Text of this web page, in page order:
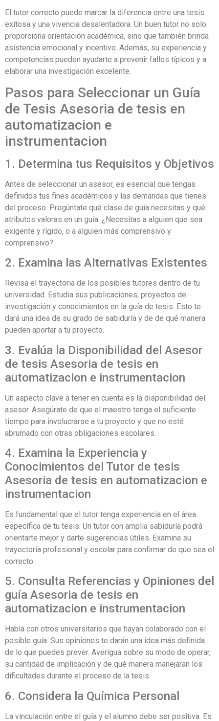
El tutor correcto puede marcar la diferencia entre una tesis
exitosa y una vivencia desalentadora. Un buen tutor no solo
proporciona orientación académica, sino que también brinda
asistencia emocional y incentivo. Además, su experiencia y
competencias pueden ayudarte a prevenir fallos típicos y a
elaborar una investigación excelente.
Pasos para Seleccionar un Guía
de Tesis Asesoria de tesis en
automatizacion e
instrumentacion
1. Determina tus Requisitos y Objetivos
Antes de seleccionar un asesor, es esencial que tengas
definidos tus fines académicos y las demandas que tienes
del proceso. Pregúntate qué clase de guía necesitas y qué
atributos valoras en un guía. ¿Necesitas a alguien que sea
exigente y rígido, o a alguien más comprensivo y
comprensivo?
2. Examina las Alternativas Existentes
Revisa el trayectoria de los posibles tutores dentro de tu
universidad. Estudia sus publicaciones, proyectos de
investigación y conocimientos en la guía de tesis. Esto te
dará una idea de su grado de sabiduría y de de qué manera
pueden aportar a tu proyecto.
3. Evalúa la Disponibilidad del Asesor
de tesis Asesoria de tesis en
automatizacion e instrumentacion
Un aspecto clave a tener en cuenta es la disponibilidad del
asesor. Asegúrate de que el maestro tenga el suficiente
tiempo para involucrarse a tu proyecto y que no esté
abrumado con otras obligaciones escolares.
4. Examina la Experiencia y
Conocimientos del Tutor de tesis
Asesoria de tesis en automatizacion e
instrumentacion
Es fundamental que el tutor tenga experiencia en el área
específica de tu tesis. Un tutor con amplia sabiduría podrá
orientarte mejor y darte sugerencias útiles. Examina su
trayectoria profesional y escolar para confirmar de que sea el
correcto.
5. Consulta Referencias y Opiniones del
guía Asesoria de tesis en
automatizacion e instrumentacion
Habla con otros universitarios que hayan colaborado con el
posible guía. Sus opiniones te darán una idea más definida
de lo que puedes prever. Averigua sobre su modo de operar,
su cantidad de implicación y de qué manera manejaran los
dificultades durante el proceso de la tesis.
6. Considera la Química Personal
La vinculación entre el guía y el alumno debe ser positiva. Es